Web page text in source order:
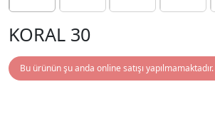
KORAL 30
Bu ürünün şu anda online satışı yapılmamaktadır.